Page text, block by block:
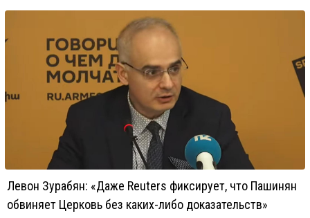
Левон Зурабян: «Даже Reuters фиксирует, что Пашинян
обвиняет Церковь без каких-либо доказательств»